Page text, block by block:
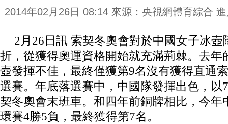
2014年02月26日 08:14 來源：央視網體育綜合
2月26日訊 索契冬奧會對於中國女子冰壺
折，從獲得奧運資格開始就充滿荊棘。去年
壺發揮不佳，最終僅獲第9名沒有獲得直通
選賽。年底落選賽中，中國隊發揮出色，以
契冬奧會末班車。和四年前銅牌相比，今年
環賽4勝5負，最終獲得第7名。